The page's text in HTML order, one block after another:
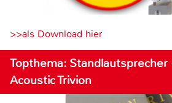
>>als Download hier
Topthema: Standlautsprecher
Acoustic Trivion